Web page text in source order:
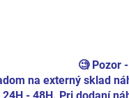
🧐 Pozor
na externý sklad